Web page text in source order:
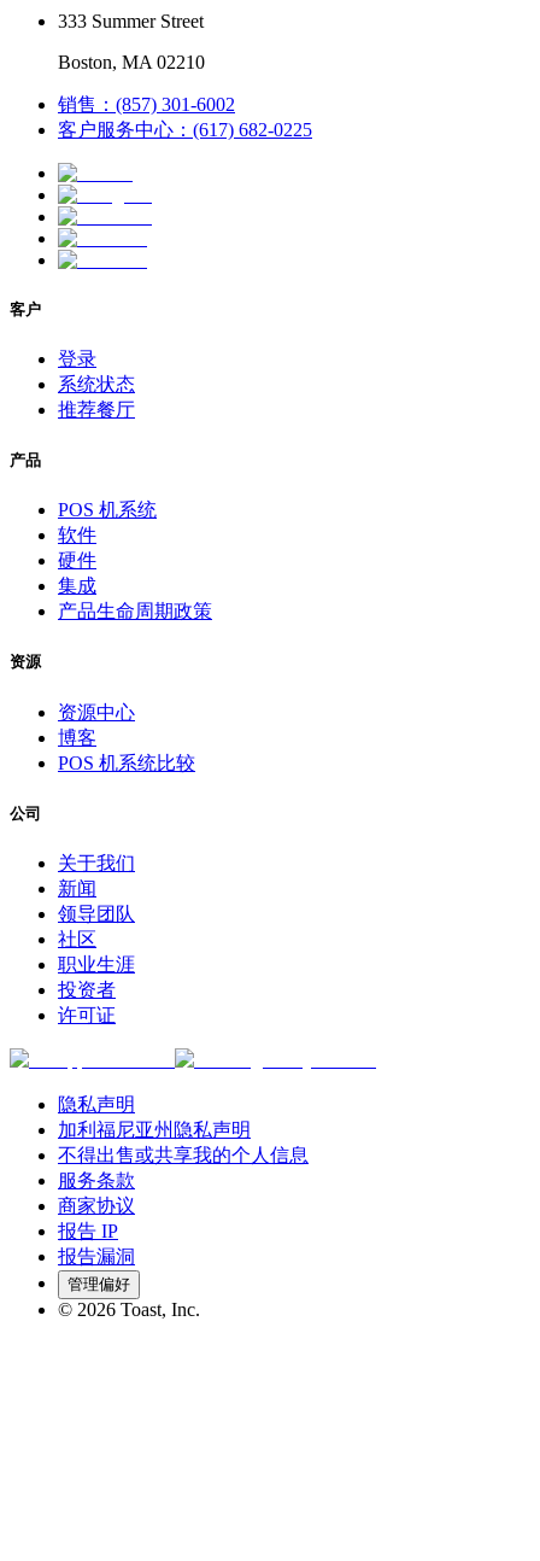
333 Summer Street
Boston, MA 02210
销售：(857) 301-6002
客户服务中心：(617) 682-0225
客户
登录
系统状态
推荐餐厅
产品
POS 机系统
软件
硬件
集成
产品生命周期政策
资源
资源中心
博客
POS 机系统比较
公司
关于我们
新闻
领导团队
社区
职业生涯
投资者
许可证
隐私声明
加利福尼亚州隐私声明
不得出售或共享我的个人信息
服务条款
商家协议
报告 IP
报告漏洞
管理偏好
© 2026 Toast, Inc.